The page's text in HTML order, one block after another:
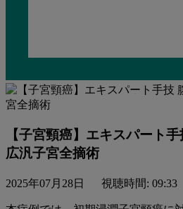
【子宮頸癌】エキスパート
広汎子宮全摘術
2025年07月28日 視聴時間: 09:33